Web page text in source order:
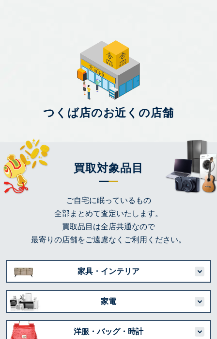
つくば店のお近くの店舗
買取対象品目
ご自宅に眠っているもの
全部まとめて査定いたします。
買取品目は全店共通なので
最寄りの店舗をご遠慮なくご利用ください。
家具・インテリア
家電
洋服・バッグ・時計